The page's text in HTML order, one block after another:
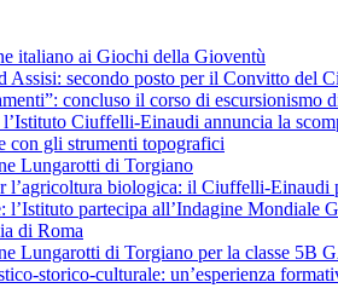
italiano ai Giochi della Gioventù
Assisi: secondo posto per il Convitto del
concluso il corso di escursionismo
l’Istituto Ciuffelli-Einaudi annuncia la
con gli strumenti topografici
Lungarotti di Torgiano
l’agricoltura biologica: il Ciuffelli-Einaudi
l’Istituto partecipa all’Indagine Mondiale
di Roma
Lungarotti di Torgiano per la classe 5B
storico-culturale: un’esperienza